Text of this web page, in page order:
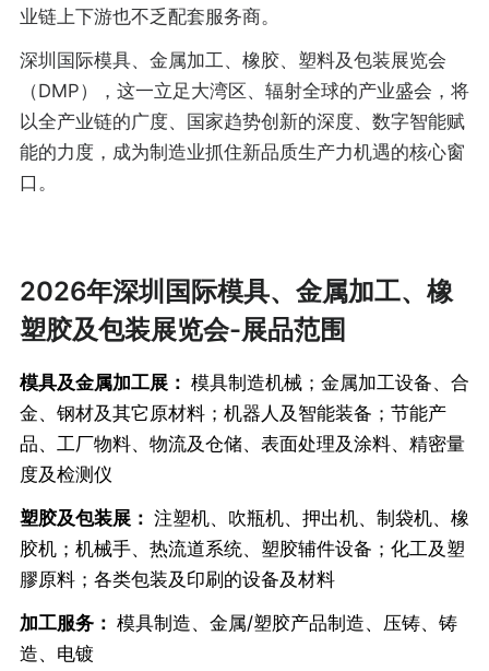
业链上下游也不乏配套服务商。
深圳国际模具、金属加工、橡胶、塑料及包装展览会
（DMP），这一立足大湾区、辐射全球的产业盛会，将
以全产业链的广度、国家趋势创新的深度、数字智能赋
能的力度，成为制造业抓住新品质生产力机遇的核心窗
口。
2026年深圳国际模具、金属加工、橡
塑胶及包装展览会-展品范围
模具及金属加工展： 模具制造机械；金属加工设备、合
金、钢材及其它原材料；机器人及智能装备；节能产
品、工厂物料、物流及仓储、表面处理及涂料、精密量
度及检测仪
塑胶及包装展： 注塑机、吹瓶机、押出机、制袋机、橡
胶机；机械手、热流道系统、塑胶辅件设备；化工及塑
膠原料；各类包装及印刷的设备及材料
加工服务： 模具制造、金属/塑胶产品制造、压铸、铸
造、电镀